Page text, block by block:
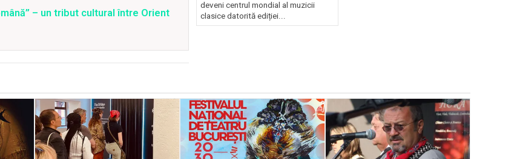
– un tribut cultural între Orient
deveni centrul mondial al muzicii
clasice datorită ediției...